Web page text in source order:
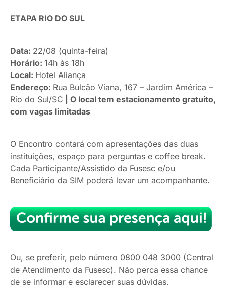
ETAPA RIO DO SUL
Data: 22/08 (quinta-feira)
Horário: 14h às 18h
Local: Hotel Aliança
Endereço: Rua Bulcão Viana, 167 – Jardim América –
Rio do Sul/SC | O local tem estacionamento gratuito,
com vagas limitadas
O Encontro contará com apresentações das duas
instituições, espaço para perguntas e coffee break.
Cada Participante/Assistido da Fusesc e/ou
Beneficiário da SIM poderá levar um acompanhante.
Ou, se preferir, pelo número 0800 048 3000 (Central
de Atendimento da Fusesc). Não perca essa chance
de se informar e esclarecer suas dúvidas.